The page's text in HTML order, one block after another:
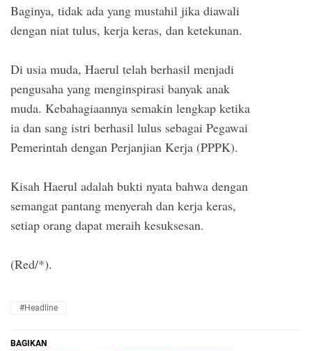
Baginya, tidak ada yang mustahil jika diawali
dengan niat tulus, kerja keras, dan ketekunan.
Di usia muda, Haerul telah berhasil menjadi
pengusaha yang menginspirasi banyak anak
muda. Kebahagiaannya semakin lengkap ketika
ia dan sang istri berhasil lulus sebagai Pegawai
Pemerintah dengan Perjanjian Kerja (PPPK).
Kisah Haerul adalah bukti nyata bahwa dengan
semangat pantang menyerah dan kerja keras,
setiap orang dapat meraih kesuksesan.
(Red/*).
#Headline
BAGIKAN